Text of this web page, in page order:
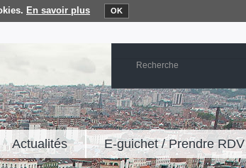
En savoir plus OK
Actualités E-guichet / Prendre RDV